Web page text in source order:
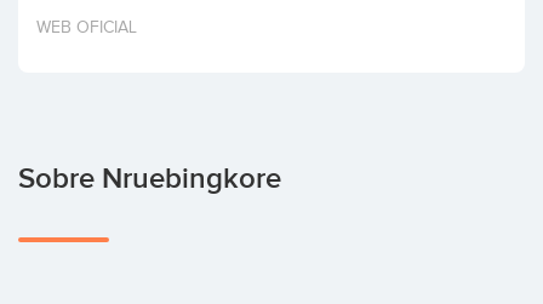
Invertir
WEB OFICIAL
Sobre Nruebingkore